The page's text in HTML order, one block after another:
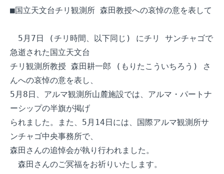
■国立天文台チリ観測所 森田教授への哀悼の意を表して
5月7日 (チリ時間、以下同じ) にチリ サンチャゴで
急逝された国立天文台
チリ観測所教授 森田耕一郎 (もりたこういちろう) さ
んへの哀悼の意を表し、
5月8日、アルマ観測所山麓施設では、アルマ・パートナ
ーシップの半旗が掲げ
られました。また、5月14日には、国際アルマ観測所サ
ンチャゴ中央事務所で、
森田さんの追悼会が執り行われました。
森田さんのご冥福をお祈りいたします。